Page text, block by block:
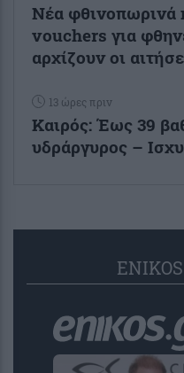
Νέα φθινοπωρινά
vouchers για
αρχίζουν οι
13 ώρες πριν
Καιρός: Έως 39
υδράργυρος –